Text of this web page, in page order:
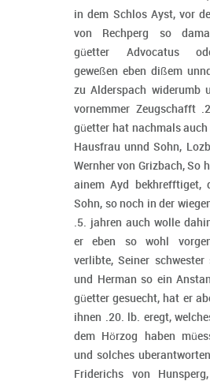
in dem Schlos Ayst, vor
von Rechperg so
güetter Advocatus
geweßen eben dißem
zu Alderspach widerumb
vornemmer Zeugschafft
güetter hat nachmals
Hausfrau unnd Sohn,
Wernher von Grizbach, So
ainem Ayd bekhrefftiget,
Sohn, so noch in der
.5. jahren auch wolle
er eben so wohl
verlibte, Seiner schwester
und Herman so ein
güetter gesuecht, hat er
ihnen .20. lb. eregt,
dem Hörzog haben
und solches
Friderichs von